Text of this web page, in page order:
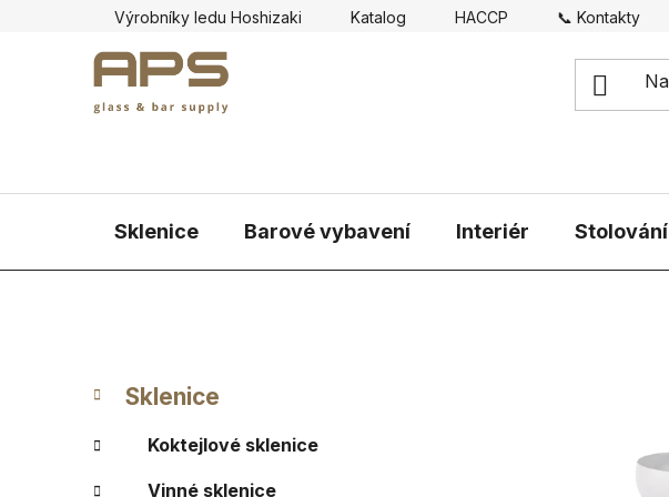
Výrobníky ledu Hoshizaki Katalog HACCP 📞 Kontakty
Sklenice Barové vybavení Interiér Stolování
P
s
Přeskočit
kategorie
K
a
e
g
Sklenice
Koktejlové sklenice
Vinné sklenice